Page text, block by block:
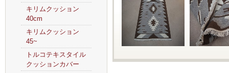
キリムクッション
40cm
キリムクッション
45~
トルコテキスタイル
クッションカバー